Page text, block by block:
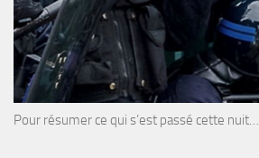
Pour résumer ce qui s’est passé cette nuit…